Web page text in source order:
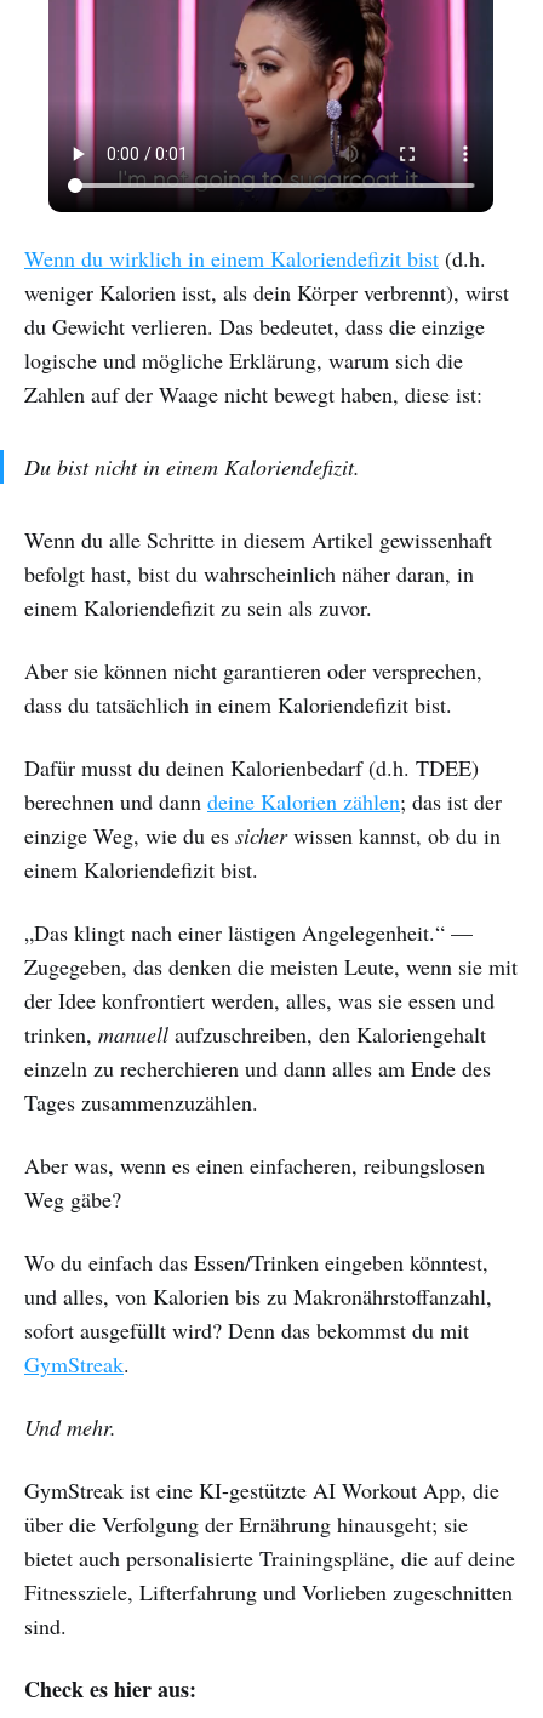
Wenn du wirklich in einem Kaloriendefizit bist (d.h.
weniger Kalorien isst, als dein Körper verbrennt), wirst
du Gewicht verlieren. Das bedeutet, dass die einzige
logische und mögliche Erklärung, warum sich die
Zahlen auf der Waage nicht bewegt haben, diese ist:
Du bist nicht in einem Kaloriendefizit.
Wenn du alle Schritte in diesem Artikel gewissenhaft
befolgt hast, bist du wahrscheinlich näher daran, in
einem Kaloriendefizit zu sein als zuvor.
Aber sie können nicht garantieren oder versprechen,
dass du tatsächlich in einem Kaloriendefizit bist.
Dafür musst du deinen Kalorienbedarf (d.h. TDEE)
berechnen und dann deine Kalorien zählen; das ist der
einzige Weg, wie du es sicherwissen kannst, ob du in
einem Kaloriendefizit bist.
„Das klingt nach einer lästigen Angelegenheit.“ —
Zugegeben, das denken die meisten Leute, wenn sie mit
der Idee konfrontiert werden, alles, was sie essen und
trinken, manuell aufzuschreiben, den Kaloriengehalt
einzeln zu recherchieren und dann alles am Ende des
Tages zusammenzuzählen.
Aber was, wenn es einen einfacheren, reibungslosen
Weg gäbe?
Wo du einfach das Essen/Trinken eingeben könntest,
und alles, von Kalorien bis zu Makronährstoffanzahl,
sofort ausgefüllt wird? Denn das bekommst du mit
GymStreak.
Und mehr.
GymStreak ist eine KI-gestützte AI Workout App, die
über die Verfolgung der Ernährung hinausgeht; sie
bietet auch personalisierte Trainingspläne, die auf deine
Fitnessziele, Lifterfahrung und Vorlieben zugeschnitten
sind.
Check es hier aus: